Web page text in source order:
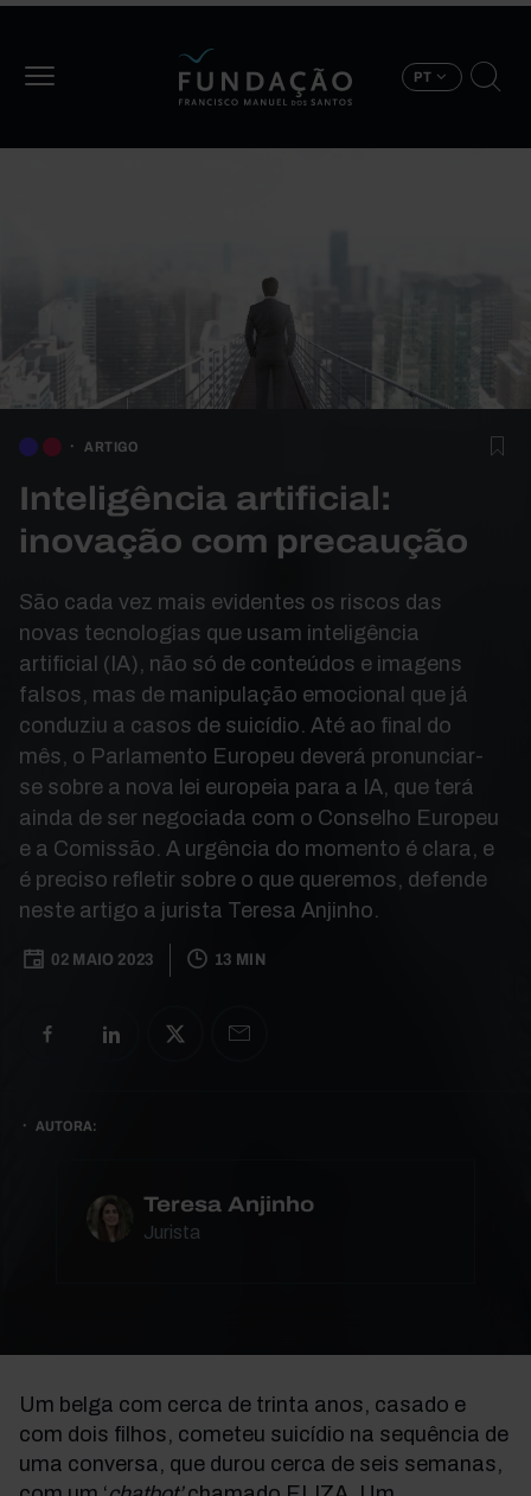
PT
ARTIGO
Inteligência artificial:
inovação com precaução
São cada vez mais evidentes os riscos das
novas tecnologias que usam inteligência
artificial (IA), não só de conteúdos e imagens
falsos, mas de manipulação emocional que já
conduziu a casos de suicídio. Até ao final do
mês, o Parlamento Europeu deverá pronunciar-
se sobre a nova lei europeia para a IA, que terá
ainda de ser negociada com o Conselho Europeu
e a Comissão. A urgência do momento é clara, e
é preciso refletir sobre o que queremos, defende
neste artigo a jurista Teresa Anjinho.
02 MAIO 2023 13 MIN
AUTORA:
Teresa Anjinho
Jurista
Um belga com cerca de trinta anos, casado e
com dois filhos, cometeu suicídio na sequência de
uma conversa, que durou cerca de seis semanas,